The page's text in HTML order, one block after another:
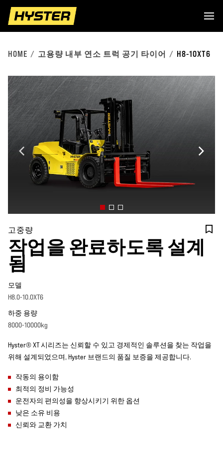
HOME 고용량 내부 연소 트럭 공기 타이어 H8-10XT6
고중량
작업을 완료하도록 설계
됨
모델
H8.0-10.0XT6
하중 용량
8000-10000kg
Hyster® XT 시리즈는 신뢰할 수 있고 경제적인 솔루션을 찾는 작업을
위해 설계되었으며, Hyster 브랜드의 품질 보증을 제공합니다.
작동의 용이함
최적의 정비 가능성
운전자의 편의성을 향상시키기 위한 옵션
낮은 소유 비용
신뢰와 교환 가치